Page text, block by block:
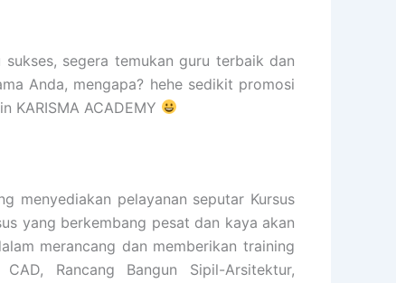
segera temukan guru terbaik dan
Anda, mengapa? hehe sedikit promosi
KARISMA ACADEMY
menyediakan pelayanan seputar Kursus
yang berkembang pesat dan kaya akan
merancang dan memberikan training
Rancang Bangun Sipil-Arsitektur,